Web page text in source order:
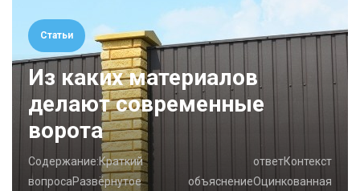
Статьи
Из каких материалов
делают современные
ворота
Содержание:Краткий ответКонтекст
вопросаРазвёрнутое объяснениеОцинкованная